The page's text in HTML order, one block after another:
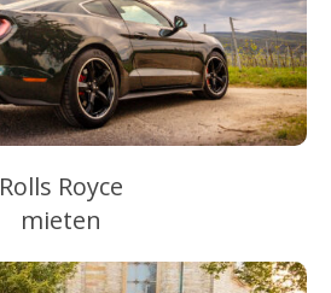
Rolls Royce
mieten